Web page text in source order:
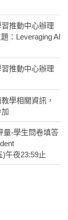
推動中心辦理
：Leveraging AI
推動中心辦理
學相關資訊，
量-學生問卷填答
)午夜23:59止